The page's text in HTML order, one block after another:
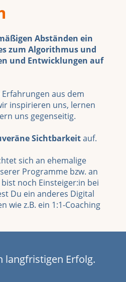
Abständen ein
zum Algorithmus und
und Entwicklungen auf
aus dem
inspirieren uns, lernen
uns gegenseitig.
Sichtbarkeitauf.
sich an ehemalige
Programme bzw. an
noch Einsteiger:in bei
Du ein anderes Digital
wie z.B. ein 1:1-Coaching
langfristigen Erfolg.